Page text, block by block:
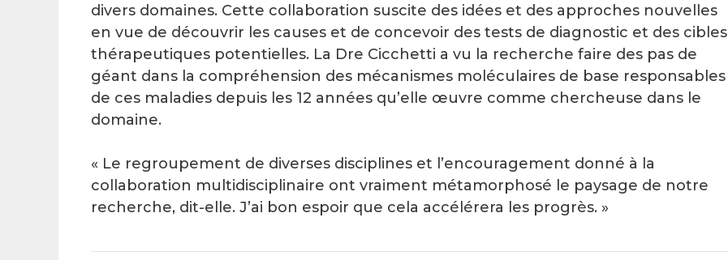
divers domaines. Cette collaboration suscite des idées et des approches nouvelles
en vue de découvrir les causes et de concevoir des tests de diagnostic et des cibles
thérapeutiques potentielles. La Dre Cicchetti a vu la recherche faire des pas de
géant dans la compréhension des mécanismes moléculaires de base responsables
de ces maladies depuis les 12 années qu’elle œuvre comme chercheuse dans le
domaine.
« Le regroupement de diverses disciplines et l’encouragement donné à la
collaboration multidisciplinaire ont vraiment métamorphosé le paysage de notre
recherche, dit-elle. J’ai bon espoir que cela accélérera les progrès. »